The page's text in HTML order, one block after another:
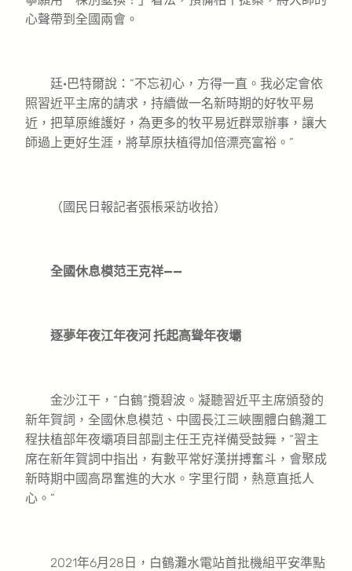
心聲帶到全國兩會。
廷·巴特爾說：“不忘初心，方得一直。我必定會依
照習近平主席的請求，持續做一名新時期的好牧平易
近，把草原維護好，為更多的牧平易近群眾辦事，讓大
師過上更好生涯，將草原扶植得加倍漂亮富裕。”
（國民日報記者張棖采訪收拾）
全國休息模范王克祥——
逐夢年夜江年夜河 托起高聳年夜壩
金沙江干，“白鶴”攬碧波。凝聽習近平主席頒發的
新年賀詞，全國休息模范、中國長江三峽團體白鶴灘工
程扶植部年夜壩項目部副主任王克祥備受鼓舞，“習主
席在新年賀詞中指出，有數平常好漢拼搏奮斗，會聚成
新時期中國高昂奮進的大水。字里行間，熱意直抵人
心。”
2021年6月28日，白鶴灘水電站首批機組平安準點